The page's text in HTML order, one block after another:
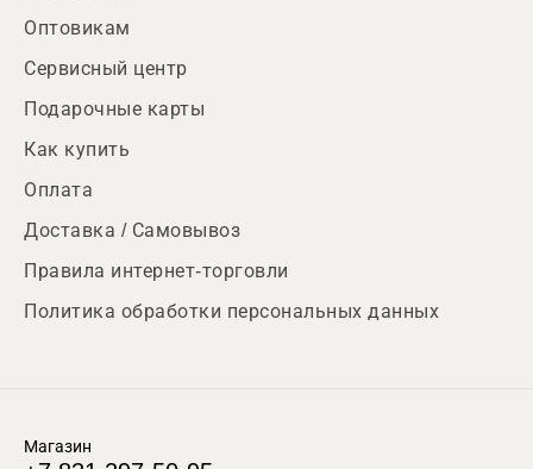
Оптовикам
Сервисный центр
Подарочные карты
Как купить
Оплата
Доставка / Самовывоз
Правила интернет-торговли
Политика обработки персональных данных
Магазин